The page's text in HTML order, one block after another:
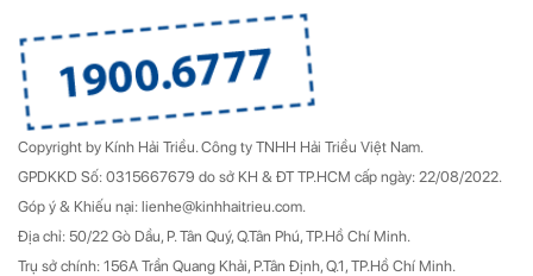
Copyright by Kính Hải Triều. Công ty TNHH Hải Triều Việt Nam.
GPDKKD Số: 0315667679 do sở KH & ĐT TP.HCM cấp ngày: 22/08/2022.
Góp ý & Khiếu nại: lienhe@kinhhaitrieu.com.
Địa chỉ: 50/22 Gò Dầu, P. Tân Quý, Q.Tân Phú, TP.Hồ Chí Minh.
Trụ sở chính: 156A Trần Quang Khải, P.Tân Định, Q.1, TP.Hồ Chí Minh.